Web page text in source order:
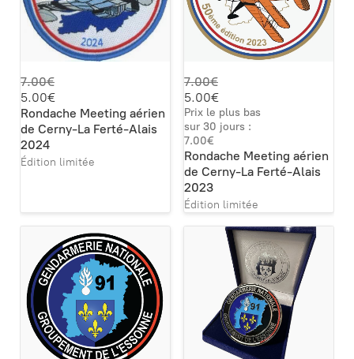
7.00€
5.00€
Rondache Meeting aérien
de Cerny-La Ferté-Alais
2024
Édition limitée
7.00€
5.00€
Prix le plus bas
sur 30 jours :
7.00€
Rondache Meeting aérien
de Cerny-La Ferté-Alais
2023
Édition limitée